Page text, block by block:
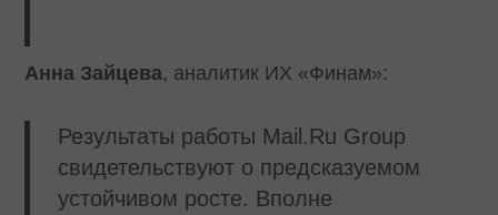
Анна Зайцева, аналитик ИХ «Финам»:
Результаты работы Mail.Ru Group
свидетельствуют о предсказуемом
устойчивом росте. Вполне